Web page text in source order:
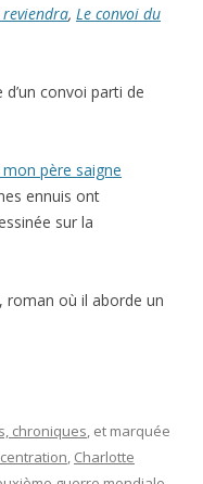
reviendra, Le convoi du
d’un convoi parti de
père saigne
ennuis ont
sur la
roman où il aborde un
chroniques, et marquée
, Charlotte